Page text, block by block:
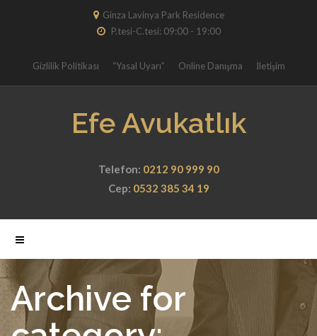
Ginza Lavinya Park Residence
P.tesi-C.tesi: 09:00 - 19:00
Gizlilik Politikası “Yasal Uyarı” Online Danışma İletişim
Efe Avukatlık
Telefon: 0212 90 999 90
Cep: 0532 385 34 19
Archive for